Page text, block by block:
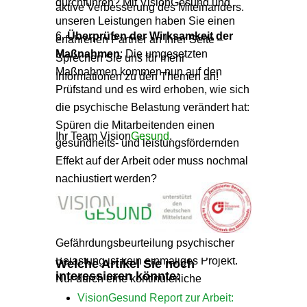
aktive Verbesserung des Miteinanders.
Überprüfen der Wirksamkeit der
Maßnahmen: Die umgesetzten
Maßnahmen kommen nun auf den
Prüfstand und es wird erhoben, wie sich
die psychische Belastung verändert hat:
Spüren die Mitarbeitenden einen
gesundheits- und leistungsfördernden
Effekt auf der Arbeit oder muss nochmal
nachjustiert werden?
Fortschreiben der
: Eine
Gefährdungsbeurteilung psychischer
Belastung ist kein einmaliges Projekt.
Nur durch eine kontinuierliche
Überprüfung und gegebenenfalls eine
unseren Leistungen haben Sie einen
erfahrenen Partner an Ihrer Seite –
Sprechen Sie uns für mehr
Informationen zu den Themen an!
Ihr Team VisionGesund.
Welche Artikel Sie noch
interessieren könnte:
VisionGesund Report zur Arbeit: